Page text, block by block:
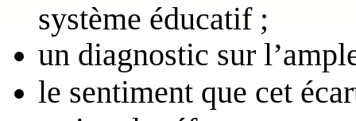
système éducatif ;
un diagnostic sur
le sentiment que cet